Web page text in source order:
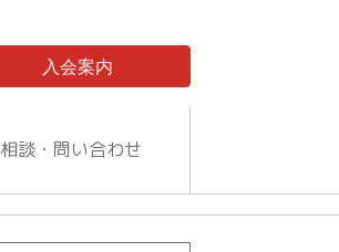
入会案内
相談・問い合わせ